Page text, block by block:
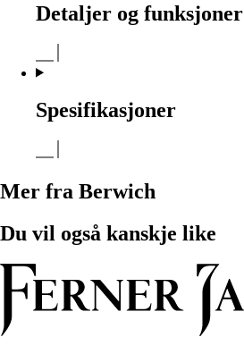
Detaljer og funksjoner
Spesifikasjoner
Mer fra Berwich
Du vil også kanskje like